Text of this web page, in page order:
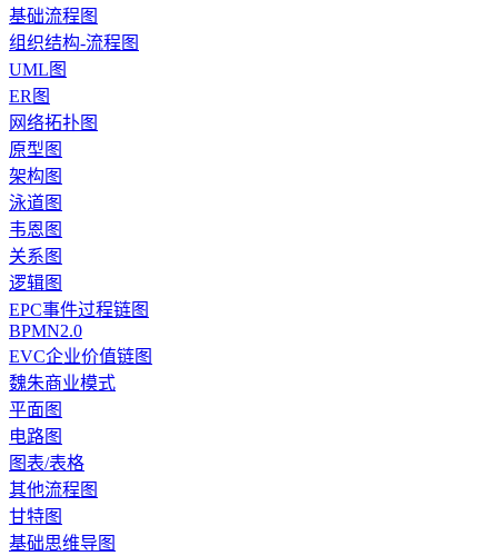
基础流程图
组织结构-流程图
UML图
ER图
网络拓扑图
原型图
架构图
泳道图
韦恩图
关系图
逻辑图
EPC事件过程链图
BPMN2.0
EVC企业价值链图
魏朱商业模式
平面图
电路图
图表/表格
其他流程图
甘特图
基础思维导图